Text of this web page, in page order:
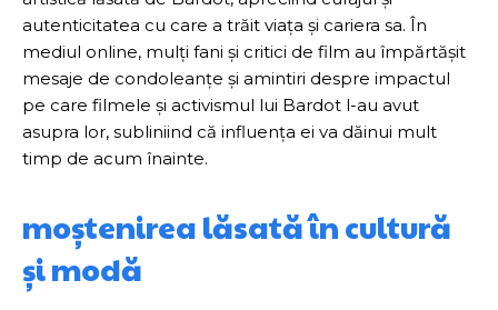
autenticitatea cu care a trăit viața și cariera sa. În
mediul online, mulți fani și critici de film au împărtășit
mesaje de condoleanțe și amintiri despre impactul
pe care filmele și activismul lui Bardot l-au avut
asupra lor, subliniind că influența ei va dăinui mult
timp de acum înainte.
moștenirea lăsată în cultură
și modă